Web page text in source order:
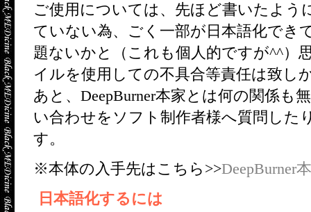
ご使用については、先ほど書いたよう
ていない為、ごく一部が日本語化でき
題ないかと（これも個人的ですが^^）
イルを使用しての不具合等責任は致し
あと、DeepBurner本家とは何の関係も
い合わせをソフト制作者様へ質問した
す。
※本体の入手先はこちら>>DeepBurner
日本語化するには